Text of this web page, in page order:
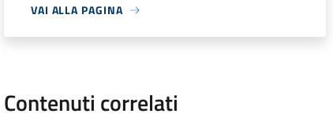
VAI ALLA PAGINA
Contenuti correlati